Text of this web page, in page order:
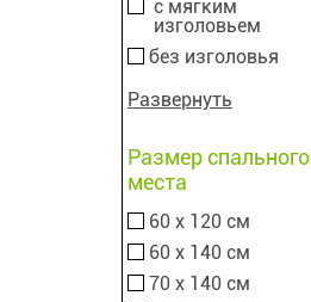
с мягким
изголовьем
без изголовья
Развернуть
Размер спального
места
60 х 120 см
60 х 140 см
70 х 140 см